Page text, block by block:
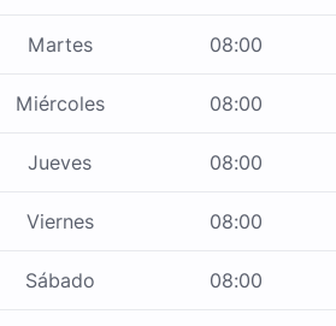
Martes 08:00
Miércoles 08:00
Jueves 08:00
Viernes 08:00
Sábado 08:00